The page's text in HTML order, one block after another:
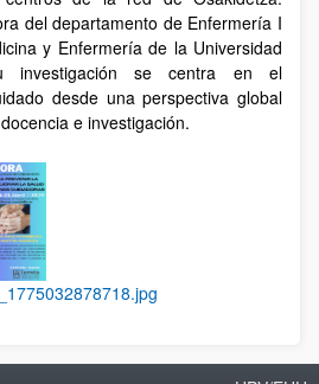
del departamento de Enfermería I
y Enfermería de la Universidad
investigación se centra en el
desde una perspectiva global
e investigación.